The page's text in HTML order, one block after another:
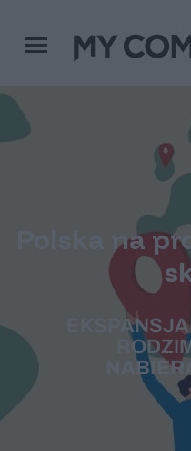
Menu główne
Polska na